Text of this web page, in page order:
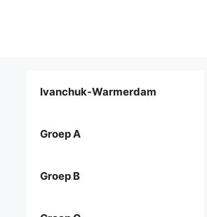
Ivanchuk-Warmerdam
Groep A
Groep B